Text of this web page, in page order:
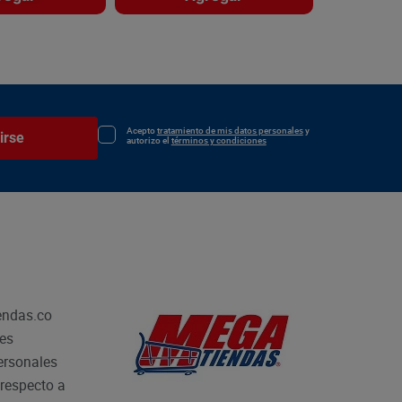
Aceptotratamiento de mis datos personalesy
autorizo el términos y condiciones
a